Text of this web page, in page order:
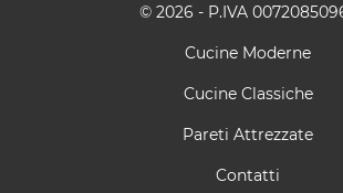
© 2026 - P.IVA
Cucine Moderne
Cucine Classiche
Pareti Attrezzate
Contatti